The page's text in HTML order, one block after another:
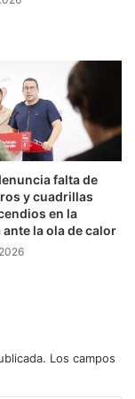
falta de
y cuadrillas
en la
la ola de calor
Los campos